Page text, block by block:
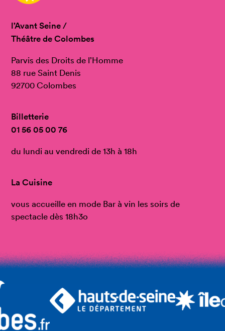
l’Avant Seine /
Théâtre de Colombes
Parvis des Droits de l’Homme
88 rue Saint Denis
92700 Colombes
Billetterie
01 56 05 00 76
du lundi au vendredi de 13h à 18h
La Cuisine
vous accueille en mode Bar à vin les soirs de
spectacle dès 18h3o